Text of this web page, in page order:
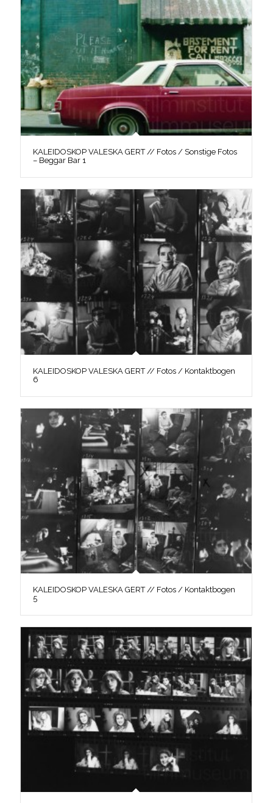
KALEIDOSKOP VALESKA GERT // Fotos / Sonstige Fotos
– Beggar Bar 1
KALEIDOSKOP VALESKA GERT // Fotos / Kontaktbogen
6
KALEIDOSKOP VALESKA GERT // Fotos / Kontaktbogen
5